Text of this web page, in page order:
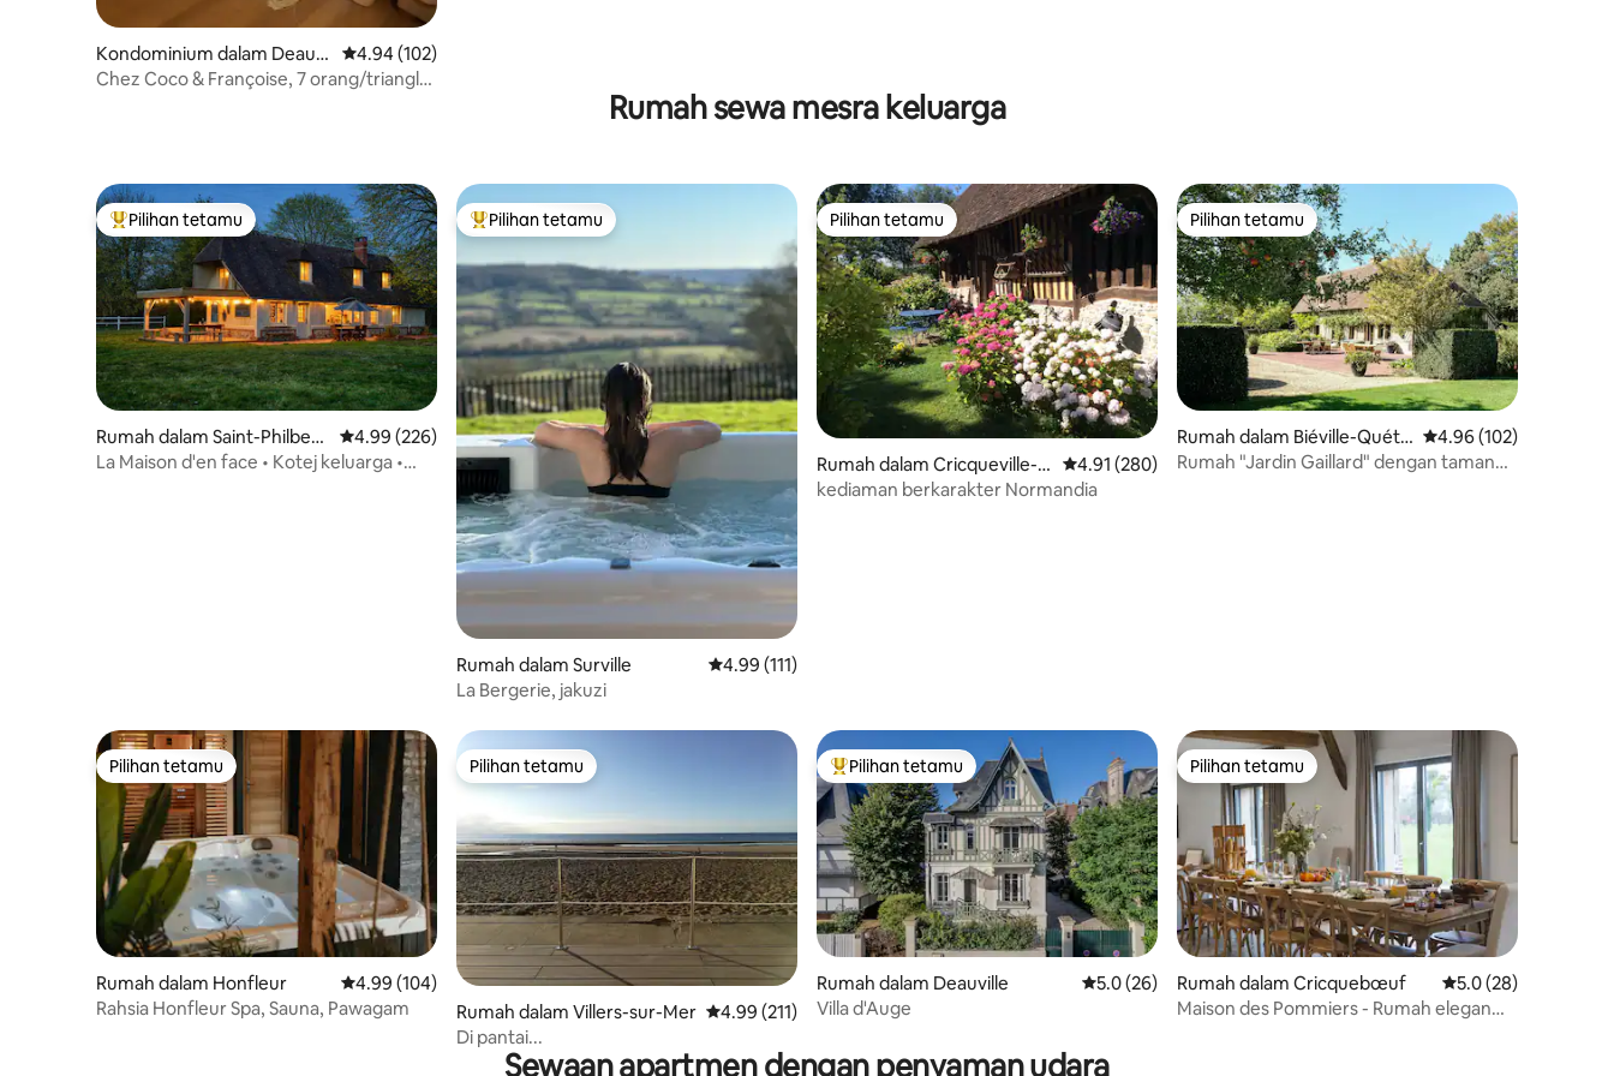
Kondominium dalam Deauvil
le
Penarafan purata 4.94 daripada 5, 102 ulasan
4.94 (102)
Chez Coco & Françoise, 7 orang/triangle
Rumah sewa mesra keluarga
Pilihan utama tetamu
Pilihan tetamu
Rumah dalam Saint-Philbert
-des-Champs
Penarafan purata 4.99 daripada 5, 226 ulasan
4.99 (226)
La Maison d'en face • Kotej keluarga •
Pilihan utama tetamu
Pilihan tetamu
Rumah dalam Surville Penarafan purata 4.99 daripada 5, 111 ulasan
4.99 (111)
La Bergerie, jakuzi
Pilihan tetamu
Pilihan tetamu
Rumah dalam Cricqueville-e
n-Auge
Penarafan purata 4.91 daripada 5, 280 ulasan
4.91 (280)
kediaman berkarakter Normandia
Pilihan tetamu
Pilihan tetamu
Rumah dalam Biéville-Quéti
éville
Penarafan purata 4.96
4.96 (102)
Rumah "Jardin Gaillard" dengan taman
Pilihan tetamu
Pilihan tetamu
Rumah dalam Honfleur Penarafan purata 4.99 daripada 5, 104 ulasan
4.99 (104)
Rahsia Honfleur Spa, Sauna, Pawagam
Pilihan tetamu
Pilihan tetamu
Rumah dalam Villers-sur-Mer Penarafan purata 4.99 daripada 5, 211 ulasan
4.99 (211)
Di pantai...
Pilihan utama tetamu
Pilihan tetamu
Rumah dalam Deauville Penarafan purata 5.0 daripada 5, 26 ulasan
5.0 (26)
Villa d'Auge
Pilihan tetamu
Pilihan tetamu
Rumah dalam Cricquebœuf Penarafan purata
5.0 (28)
Maison des Pommiers - Rumah elegan
Sewaan apartmen dengan penyaman udara